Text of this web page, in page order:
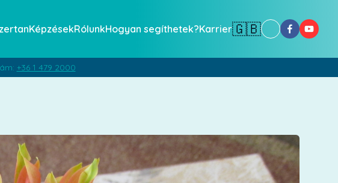
KépzésekRólunkHogyan segíthetek?Karrier🇬🇧
+36 1 479 2000